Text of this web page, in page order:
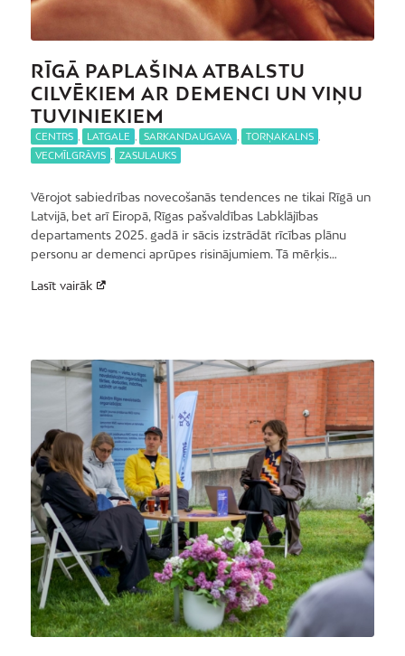
RĪGĀ PAPLAŠINA ATBALSTU
CILVĒKIEM AR DEMENCI UN VIŅU
TUVINIEKIEM
CENTRS LATGALE SARKANDAUGAVA TORŅAKALNS
VECMĪLGRĀVIS
ZASULAUKS
Vērojot sabiedrības novecošanās tendences ne tikai Rīgā un
Latvijā, bet arī Eiropā, Rīgas pašvaldības Labklājības
departaments 2025. gadā ir sācis izstrādāt rīcības plānu
personu ar demenci aprūpes risinājumiem. Tā mērķis…
Lasīt vairāk